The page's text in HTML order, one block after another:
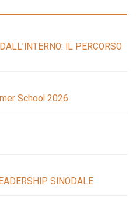
IL PERCORSO
School 2026
SINODALE